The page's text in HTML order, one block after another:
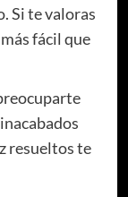
Si te valoras
fácil que
resueltos te